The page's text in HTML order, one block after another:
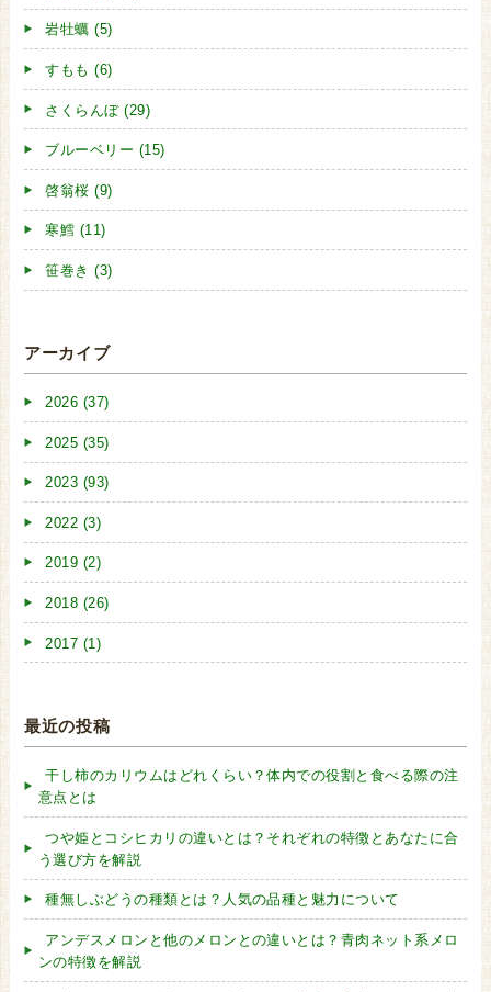
岩牡蠣 (5)
すもも (6)
さくらんぼ (29)
ブルーベリー (15)
啓翁桜 (9)
寒鱈 (11)
笹巻き (3)
アーカイブ
2026 (37)
2025 (35)
2023 (93)
2022 (3)
2019 (2)
2018 (26)
2017 (1)
最近の投稿
干し柿のカリウムはどれくらい？体内での役割と食べる際の注
意点とは
つや姫とコシヒカリの違いとは？それぞれの特徴とあなたに合
う選び方を解説
種無しぶどうの種類とは？人気の品種と魅力について
アンデスメロンと他のメロンとの違いとは？青肉ネット系メロ
ンの特徴を解説